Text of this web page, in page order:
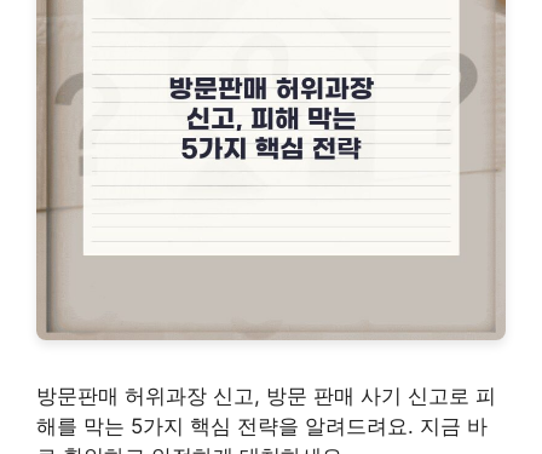
방문판매 허위과장 신고, 방문 판매 사기 신고로 피
해를 막는 5가지 핵심 전략을 알려드려요. 지금 바